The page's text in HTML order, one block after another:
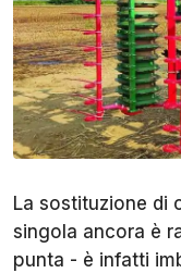
La sostituzione di
singola ancora è
punta - è infatti